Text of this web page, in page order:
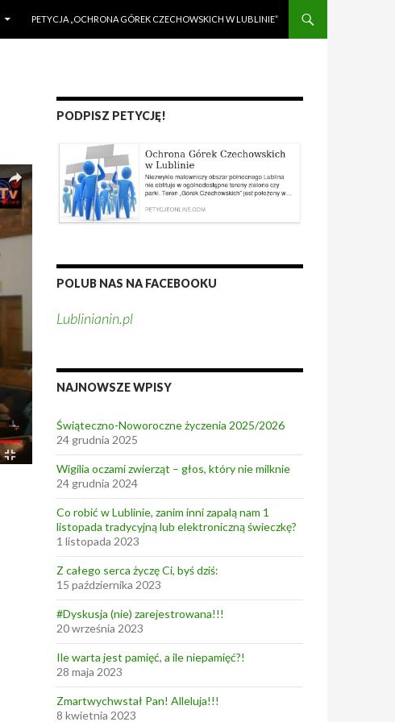
PETYCJA „OCHRONA GÓREK CZECHOWSKICH W LUBLINIE”
PODPISZ PETYCJĘ!
POLUB NAS NA FACEBOOKU
Lublinianin.pl
NAJNOWSZE WPISY
Świąteczno-Noworoczne życzenia 2025/2026
24 grudnia 2025
Wigilia oczami zwierząt – głos, który nie milknie
24 grudnia 2024
Co robić w Lublinie, zanim inni zapalą nam 1
listopada tradycyjną lub elektroniczną świeczkę?
1 listopada 2023
Z całego serca życzę Ci, byś dziś:
15 października 2023
#Dyskusja (nie) zarejestrowana!!!
20 września 2023
Ile warta jest pamięć, a ile niepamięć?!
28 maja 2023
Zmartwychwstał Pan! Alleluja!!!
8 kwietnia 2023